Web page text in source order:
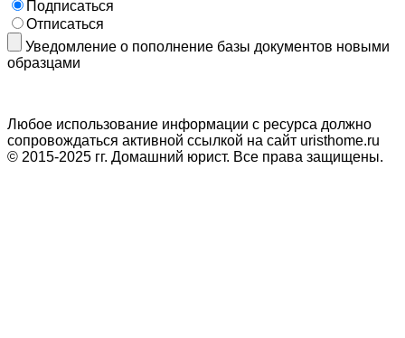
Подписаться
Отписаться
Уведомление о пополнение базы документов новыми
образцами
Любое использование информации с ресурса должно
сопровождаться активной ссылкой на сайт uristhome.ru
© 2015-2025 гг. Домашний юрист. Все права защищены.